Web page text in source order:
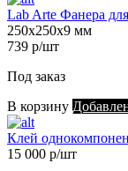
Lab Arte Фанера
250х250х9 мм
739 р/шт
Под заказ
В корзину
Клей
15 000 р/шт